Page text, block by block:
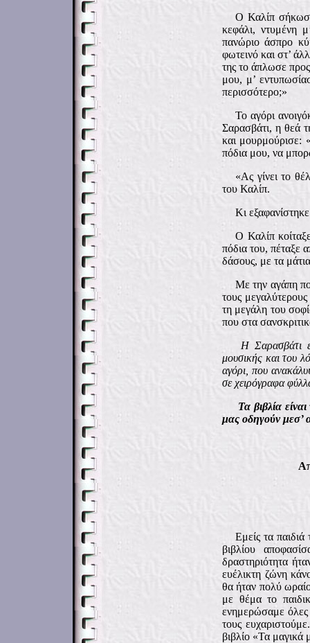
Ο Καλίπ
κεφάλι, ντυμένη
πανώριο άσπρο
φωτεινό και στ’
της το άπλωσε
μου, μ’
περισσότερο;»
Το αγόρι
Σαρασβάτι, η θεά
και μουρμούρισε:
πόδια μου, να
«Ας γίνει το
του Καλίπ.
Κι
Ο Καλίπ
πόδια του, πέταξε
δάσους, με τα
Με την αγάπη
τους
τη μεγάλη του
που στα
Η Σαρασβάτι
μουσικής και του
αγόρι, που
σε χειρόγραφα
Τα βιβλία
μας οδηγούν μεσ’
Εμείς τα
βιβλίου
δραστηριότητα
ευέλικτη ζώνη
θα ήταν πολύ
με θέμα το
ενημερώσαμε όλες
τους
βιβλίο «Τα μαγικά